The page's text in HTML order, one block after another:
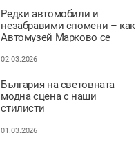
Редки автомобили и
незабравими спомени – как
Автомузей Марково се
България
02.03.2026
България на световната
модна сцена с наши
стилисти
01.03.2026